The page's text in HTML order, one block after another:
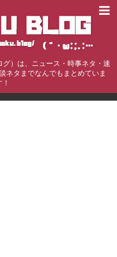
）は、ニュース・時事ネタ・速
ネタまでなんでもまとめていま